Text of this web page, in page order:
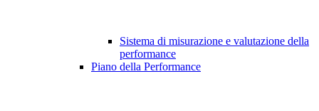
Sistema di misurazione e valutazione della
performance
Piano della Performance